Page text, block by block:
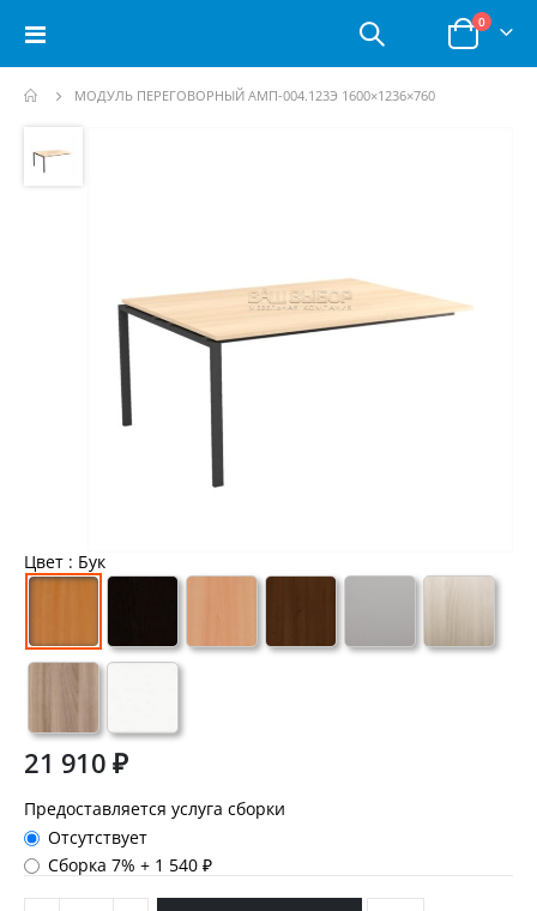
Toggle
Корзина
0позиции
МОДУЛЬ ПЕРЕГОВОРНЫЙ АМП-004.123Э 1600×1236×760
и
перейти
Цвет : Бук
21 910 ₽
Предоставляется услуга сборки
Отсутствует
Сборка 7%+ 1 540 ₽